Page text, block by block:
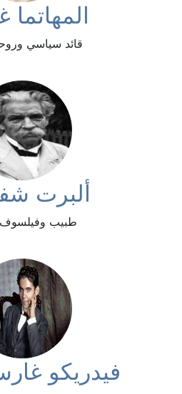
المهاتما
قائد سياسي
ألبرت
طبيب وفيلسوف
فيدريكو